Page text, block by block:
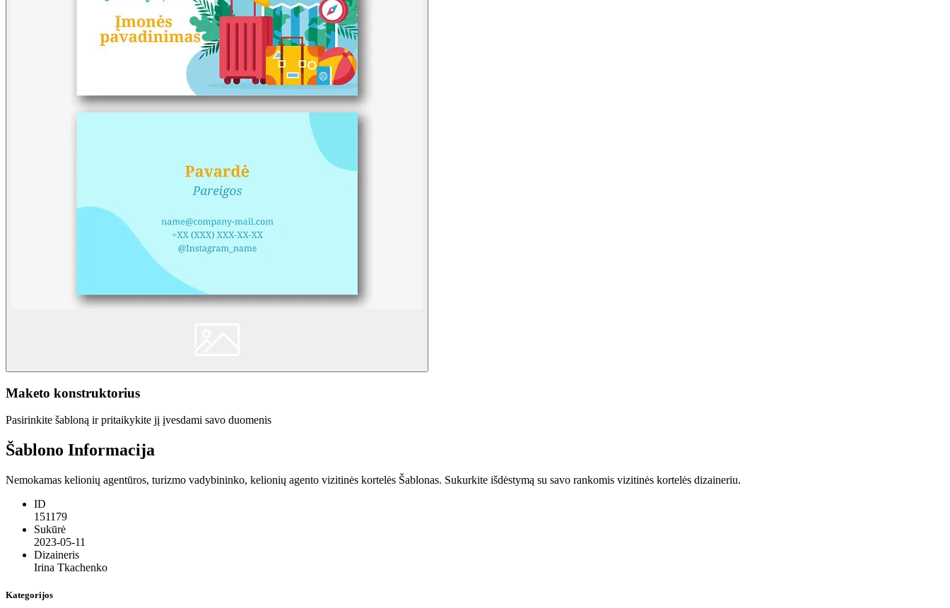
Maketo konstruktorius
Pasirinkite šabloną ir pritaikykite jį įvesdami savo duomenis
Šablono Informacija
Nemokamas kelionių agentūros, turizmo vadybininko, kelionių agento vizitinės kortelės Šablonas. Sukurkite išdėstymą su savo rankomis vizitinės kortelės dizaineriu.
ID
151179
Sukūrė
2023-05-11
Dizaineris
Irina Tkachenko
Kategorijos